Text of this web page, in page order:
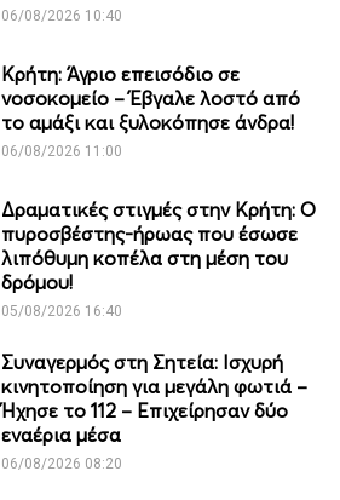
06/08/2026 10:40
Κρήτη: Άγριο επεισόδιο σε
νοσοκομείο – Έβγαλε λοστό από
το αμάξι και ξυλοκόπησε άνδρα!
06/08/2026 11:00
Δραματικές στιγμές στην Κρήτη: Ο
πυροσβέστης-ήρωας που έσωσε
λιπόθυμη κοπέλα στη μέση του
δρόμου!
05/08/2026 16:40
Συναγερμός στη Σητεία: Ισχυρή
κινητοποίηση για μεγάλη φωτιά –
Ήχησε το 112 – Επιχείρησαν δύο
εναέρια μέσα
06/08/2026 08:20